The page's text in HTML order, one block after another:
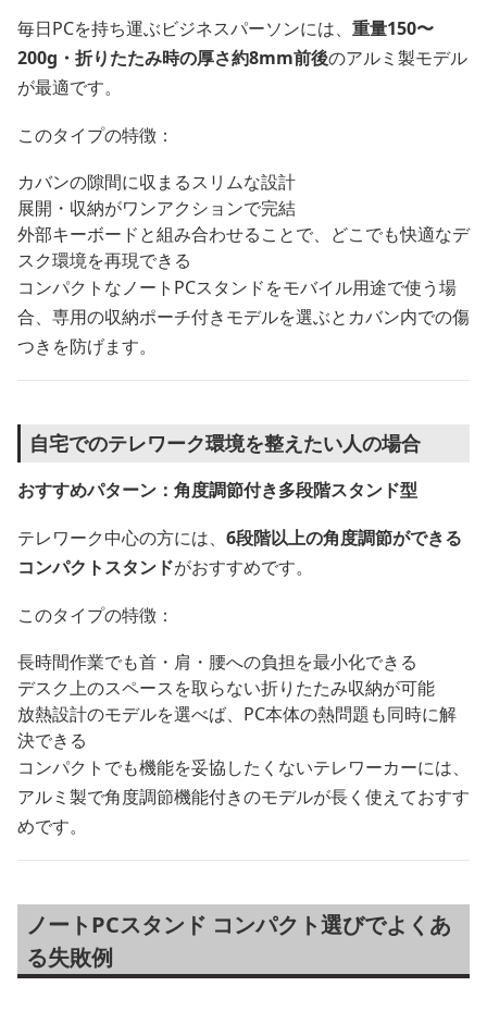
毎日PCを持ち運ぶビジネスパーソンには、 重量150〜
200g・折りたたみ時の厚さ約8mm前後のアルミ製モデル
が最適です。
このタイプの特徴：
カバンの隙間に収まるスリムな設計
展開・収納がワンアクションで完結
外部キーボードと組み合わせることで、どこでも快適なデ
スク環境を再現できる
コンパクトなノートPCスタンドをモバイル用途で使う場
合、専用の収納ポーチ付きモデルを選ぶとカバン内での傷
つきを防げます。
自宅でのテレワーク環境を整えたい人の場合
おすすめパターン：角度調節付き多段階スタンド型
テレワーク中心の方には、 6段階以上の角度調節ができる
コンパクトスタンドがおすすめです。
このタイプの特徴：
長時間作業でも首・肩・腰への負担を最小化できる
デスク上のスペースを取らない折りたたみ収納が可能
放熱設計のモデルを選べば、PC本体の熱問題も同時に解
決できる
コンパクトでも機能を妥協したくないテレワーカーには、
アルミ製で角度調節機能付きのモデルが長く使えておすす
めです。
ノートPCスタンド コンパクト選びでよくあ
る失敗例